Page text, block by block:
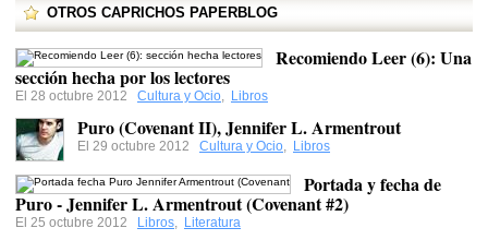
OTROS CAPRICHOS PAPERBLOG
Recomiendo Leer (6): Una
sección hecha por los lectores
El 28 octubre 2012 Cultura y Ocio, Libros
Puro (Covenant II), Jennifer L. Armentrout
El 29 octubre 2012 Cultura y Ocio, Libros
Portada y fecha de
Puro - Jennifer L. Armentrout (Covenant #2)
El 25 octubre 2012 Libros, Literatura